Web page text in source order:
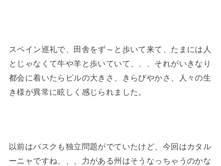
スペイン巡礼で、田舎をず～と歩いて来て、たまには人
とじゃなくて牛や羊と歩いていて、、、それがいきなり
都会に着いたらビルの大きさ、きらびやかさ、人々の生
き様が異常に眩しく感じられました。
以前はバスクも独立問題がでていたけど、今回はカタル
ーニャですね、、、力がある州はそうなっちゃうのかな